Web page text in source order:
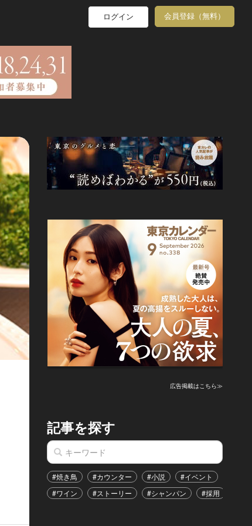
ログイン 会員登録（無料）
広告掲載はこちら≫
記事を探す
#焼き鳥 #カウンター #小説 #イベント
#ワイン
#ストーリー #シャンパン #採用